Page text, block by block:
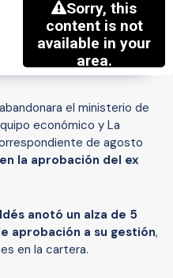
el ministerio de
económico y La
de agosto
la aprobación del ex
anotó un alza de 5
aprobación a su gestión,
en la cartera.